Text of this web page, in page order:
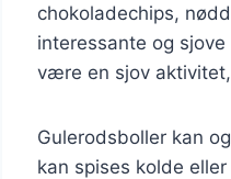
chokoladechips,
interessante og
være en sjov
Gulerodsboller kan
kan spises kolde